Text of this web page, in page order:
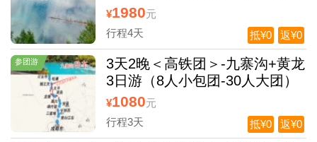
车纯玩4日游＞双动贯穿四川4大
世界遗产
¥1980元
行程4天
返¥0
抵¥0
参团游
3天2晚＜高铁团＞-九寨沟+黄龙
3日游（8人小包团-30人大团）
¥1080元
行程3天
返¥0
抵¥0